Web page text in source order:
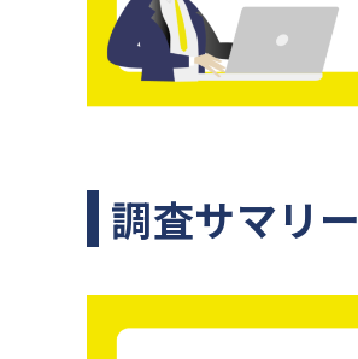
調査サマリー